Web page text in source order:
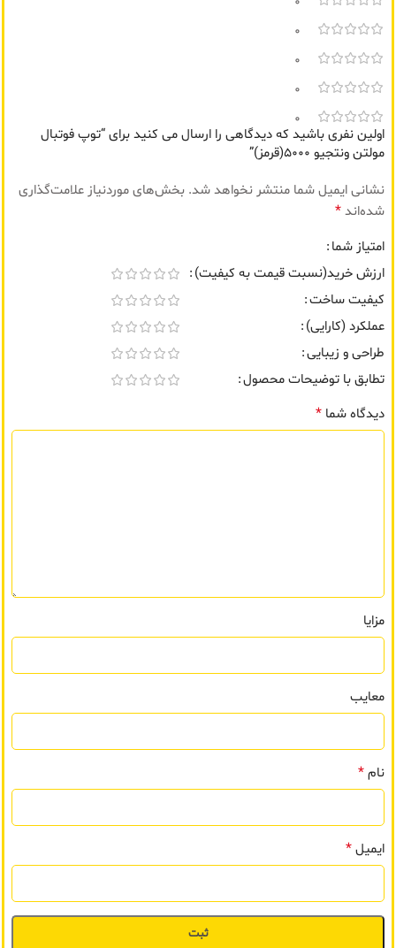
0
0
0
0
اولین نفری باشید که دیدگاهی را ارسال می کنید برای “توپ فوتبال
مولتن ونتجیو ۵۰۰۰(قرمز)”
نشانی ایمیل شما منتشر نخواهد شد. بخش‌های موردنیاز علامت‌گذاری
شده‌اند*
امتیاز شما
ارزش خرید(نسبت قیمت به کیفیت)
کیفیت ساخت
عملکرد (کارایی)
طراحی و زیبایی
تطابق با توضیحات محصول
دیدگاه شما *
مزایا
معایب
نام*
ایمیل*